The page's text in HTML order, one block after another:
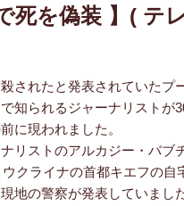
死を偽装 】( テ
されたと発表されていたプ
知られるジャーナリストが
に現われました。
リストのアルカジー・バブ
ウクライナの首都キエフの自
地の警察が発表していまし